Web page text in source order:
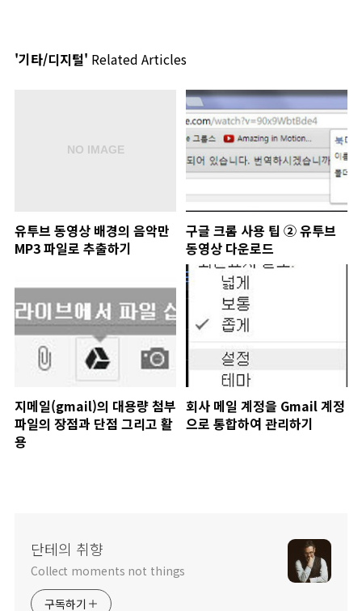
'기타/디지털' Related Articles
유투브 동영상 배경의 음악만
MP3 파일로 추출하기
구글 크롬 사용 팁 ② 유투브
동영상 다운로드
지메일(gmail)의 대용량 첨부
파일의 장점과 단점 그리고 활
용
회사 메일 계정을 Gmail 계정
으로 통합하여 관리하기
단테의 취향
Collect moments not things
구독하기